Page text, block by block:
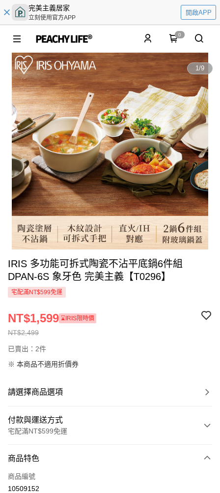
完美主義居家
立刻使用官方APP
開啟APP
0
1/9
IRIS 多功能可拆式陶瓷不沾平底鍋6件組
DPAN-6S 象牙色 完美主義【T0296】
宅配滿NT$599免運
NT$2,499
NT$1,599 ⌛IRIS限時價
已賣出：2件
※ 本商品不適用折價券
請選擇商品選項
付款與運送方式
宅配滿NT$599免運
信用卡一次付款
信用卡分期付款
商品特色
商品編號
10509152